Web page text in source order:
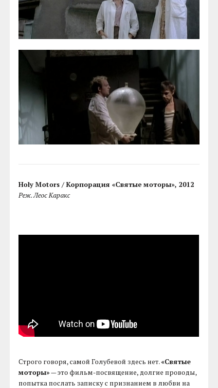
Holy Motors / Корпорация «Святые моторы», 2012
Реж. Леос Каракс
Строго говоря, самой Голубевой здесь нет.«Святые
моторы»— это фильм-посвящение, долгие проводы,
попытка послать записку с признанием в любви на